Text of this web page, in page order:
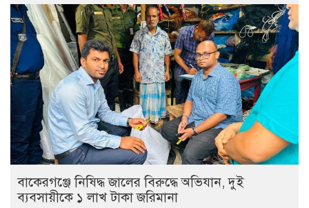
বাকেরগঞ্জে নিষিদ্ধ জালের বিরুদ্ধে অভিযান, দুই
ব্যবসায়ীকে ১ লাখ টাকা জরিমানা